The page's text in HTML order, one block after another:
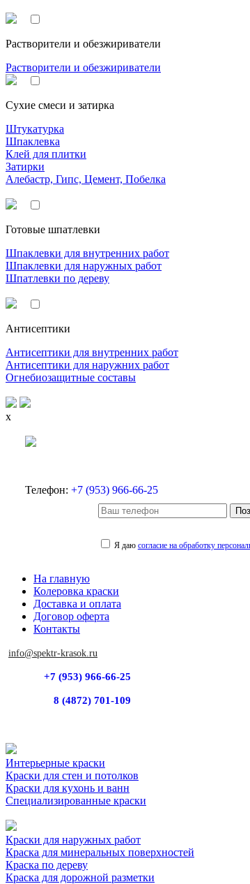
Растворители и обезжириватели
Растворители и обезжириватели
Сухие смеси и затирка
Штукатурка
Шпаклевка
Клей для плитки
Затирки
Алебастр, Гипс, Цемент, Побелка
Готовые шпатлевки
Шпаклевки для внутренних работ
Шпаклевки для наружных работ
Шпатлевки по дереву
Антисептики
Антисептики для внутренних работ
Антисептики для наружних работ
Огнебиозащитные составы
x
Телефон: +7 (953) 966-66-25
Я даю согласие на обработку
На главную
Колеровка краски
Доставка и оплата
Договор оферта
Контакты
info@spektr-krasok.ru
+7 (953) 966-66-25
8 (4872) 701-109
Интерьерные краски
Краски для стен и потолков
Краски для кухонь и ванн
Специализированные краски
Краски для наружных работ
Краска для минеральных поверхностей
Краска по дереву
Краска для дорожной разметки